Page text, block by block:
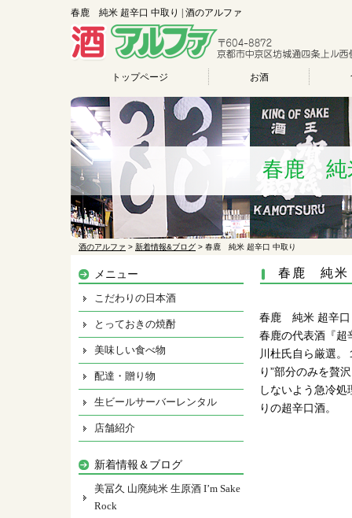
春鹿 純米 超辛口 中取り | 酒のアルファ
トップページ お酒
春鹿 純
酒のアルファ > 新着情報&ブログ > 春鹿 純米 超辛口 中取り
春鹿 純米
春鹿 純米 超辛口
春鹿の代表酒『超
川杜氏自ら厳選
り”部分のみを贅
しないよう急冷
りの超辛口酒。
メニュー
こだわりの日本酒
とっておきの焼酎
美味しい食べ物
配達・贈り物
生ビールサーバーレンタル
店舗紹介
新着情報＆ブログ
美冨久 山廃純米 生原酒 I’m Sake
Rock